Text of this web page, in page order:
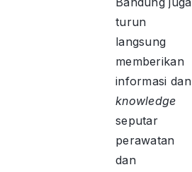
turun
langsung
memberikan
informasi dan
knowledge
seputar
perawatan
dan